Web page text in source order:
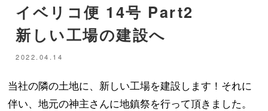
メニュー
店舗紹介
イベリコ便 14号 Part2
新しい工場の建設へ
2022.04.14
当社の隣の土地に、新しい工場を建設します！それに
伴い、地元の神主さんに地鎮祭を行って頂きました。